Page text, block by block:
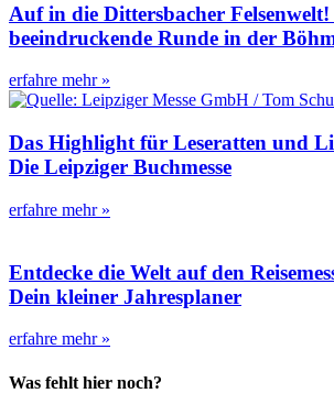
Auf in die Dittersbacher
beeindruckende Runde in der
erfahre mehr »
Das Highlight für Leseratten und
Die Leipziger Buchmesse
erfahre mehr »
Entdecke die Welt auf den
Dein kleiner Jahresplaner
erfahre mehr »
Was fehlt hier noch?